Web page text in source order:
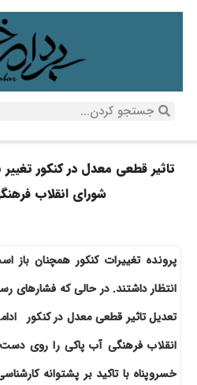
تاثیر قطعی معدل در کنکور تغییر
شورای انقلاب
پرونده تغییرات کنکور همچنان باز
انتظار داشتند. در حالی که فشارهای
تعدیل تاثیر قطعی معدل در کنکور ادامه
انقلاب فرهنگی آب پاکی را روی دست
خسروپناه با تاکید بر پشتوانه کارشناسی